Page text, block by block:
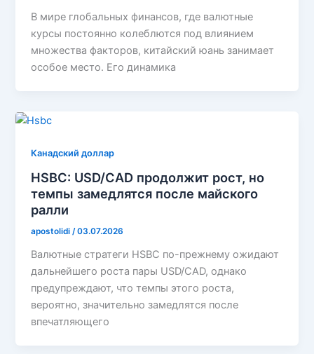
В мире глобальных финансов, где валютные
курсы постоянно колеблются под влиянием
множества факторов, китайский юань занимает
особое место. Его динамика
Канадский доллар
HSBC: USD/CAD продолжит рост, но
темпы замедлятся после майского
ралли
apostolidi/03.07.2026
Валютные стратеги HSBC по-прежнему ожидают
дальнейшего роста пары USD/CAD, однако
предупреждают, что темпы этого роста,
вероятно, значительно замедлятся после
впечатляющего